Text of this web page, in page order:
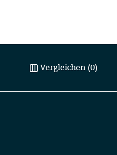
Vergleichen (0)